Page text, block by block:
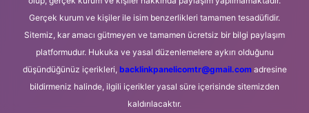
Gerçek kurum ve kişiler ile isim benzerlikleri tamamen tesadüfidir.
Sitemiz, kar amacı gütmeyen ve tamamen ücretsiz bir bilgi paylaşım
platformudur. Hukuka ve yasal düzenlemelere aykırı olduğunu
düşündüğünüz içerikleri, backlinkpanelicomtr@gmail.comadresine
bildirmeniz halinde, ilgili içerikler yasal süre içerisinde sitemizden
kaldırılacaktır.